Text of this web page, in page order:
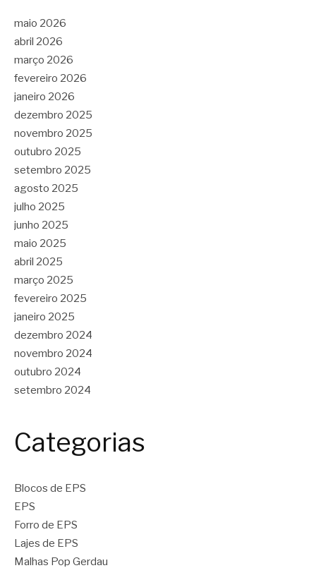
maio 2026
abril 2026
março 2026
fevereiro 2026
janeiro 2026
dezembro 2025
novembro 2025
outubro 2025
setembro 2025
agosto 2025
julho 2025
junho 2025
maio 2025
abril 2025
março 2025
fevereiro 2025
janeiro 2025
dezembro 2024
novembro 2024
outubro 2024
setembro 2024
Categorias
Blocos de EPS
EPS
Forro de EPS
Lajes de EPS
Malhas Pop Gerdau